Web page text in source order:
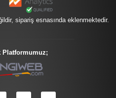
sipariş esnasında eklenmektedir.
Platformumuz;